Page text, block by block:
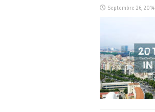
Septembre 26, 2014